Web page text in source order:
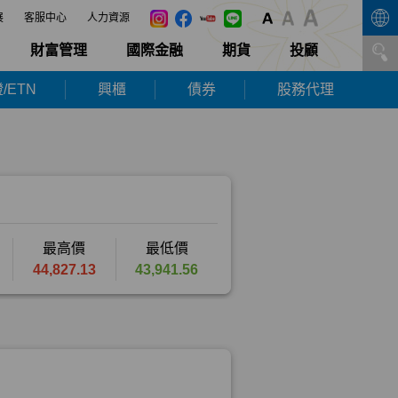
客服中心 人力資源
財富管理 國際金融 期貨 投顧
ETN 興櫃 債券 股務代理